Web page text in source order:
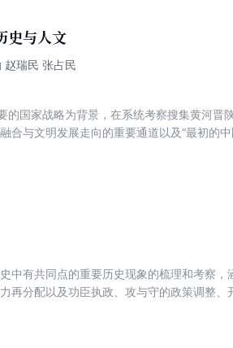
关系以及秦政对后世的彩响等问题加以论述
设性的新见解。
史与人文
赵瑞民 张占民
的国家战略为背景，在系统考察搜集黄河晋
合与文明发展走向的重要通道以及“最初的
中有共同点的重要历史现象的梳理和考察
再分配以及功臣执政、攻与守的政策调整、